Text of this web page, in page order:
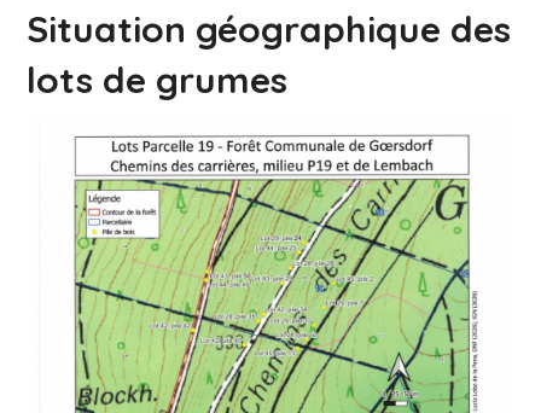
Situation géographique des
lots de grumes